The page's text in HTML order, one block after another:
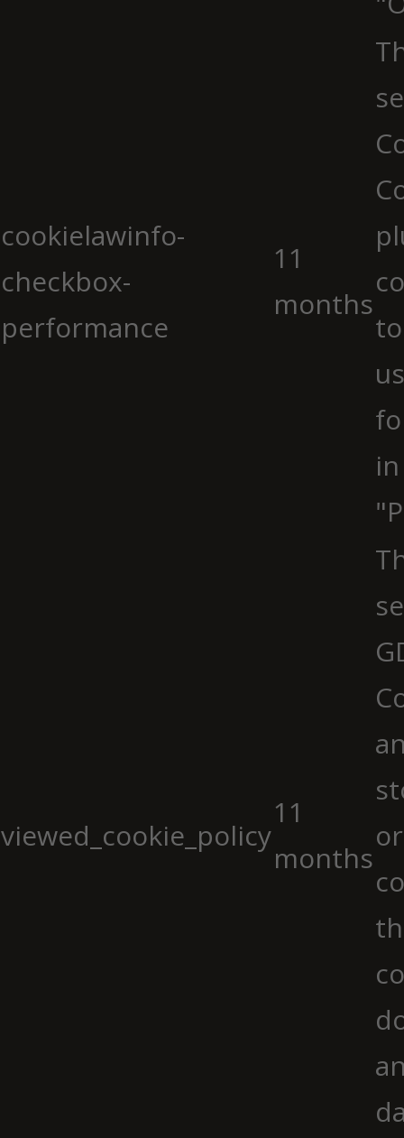
cookielawinfo-
checkbox-
performance
11
months
viewed_cookie_policy
11
months